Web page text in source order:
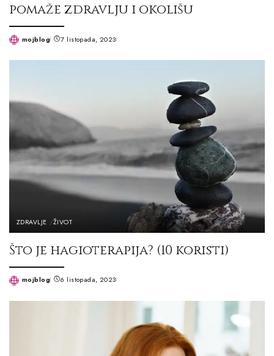
pomaže zdravlju i okolišu
Postedmojblog 7 listopada, 2023
ZDRAVLJE ŽIVOT
Što je hagioterapija? (10 koristi)
Postedmojblog 6 listopada, 2023